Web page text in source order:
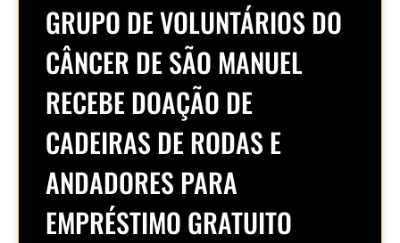
GRUPO DE VOLUNTÁRIOS DO
CÂNCER DE SÃO MANUEL
RECEBE DOAÇÃO DE
CADEIRAS DE RODAS E
ANDADORES PARA
EMPRÉSTIMO GRATUITO